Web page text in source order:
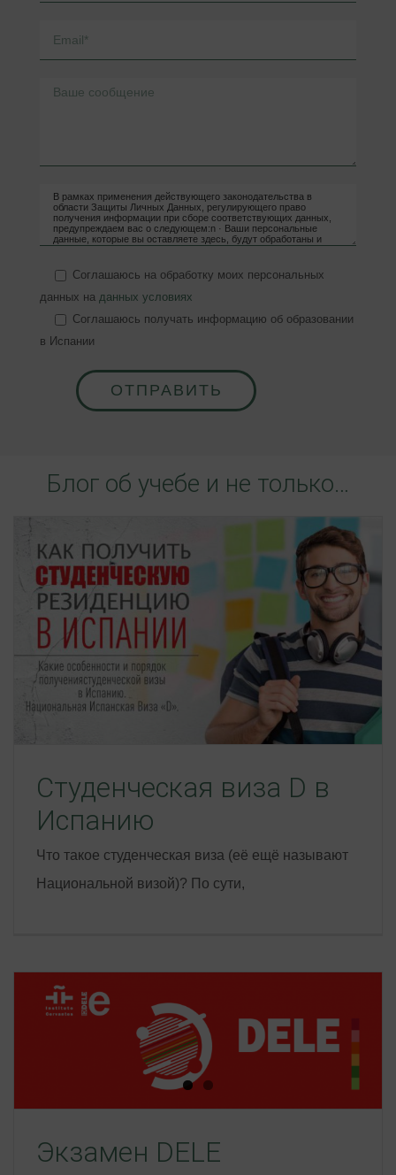
Соглашаюсь на обработку моих персональных
данных на данных условиях
Соглашаюсь получать информацию об образовании
в Испании
Блог об учебе и не только…
Студенческая виза D в
Испанию
Что такое студенческая виза (её ещё называют
Национальной визой)? По сути,
Экзамен DELE